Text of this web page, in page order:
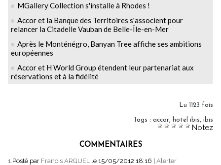
MGallery Collection s'installe à Rhodes !
Accor et la Banque des Territoires s'associent pour
relancer la Citadelle Vauban de Belle-Île-en-Mer
Après le Monténégro, Banyan Tree affiche ses ambitions
européennes
Accor et H World Group étendent leur partenariat aux
réservations et à la fidélité
Lu 1123 fois
Tags : accor hotel ibis ibis
Notez
COMMENTAIRES
1. Posté par Francis ARGUEL le 15/05/2012 18:16 | Alerter